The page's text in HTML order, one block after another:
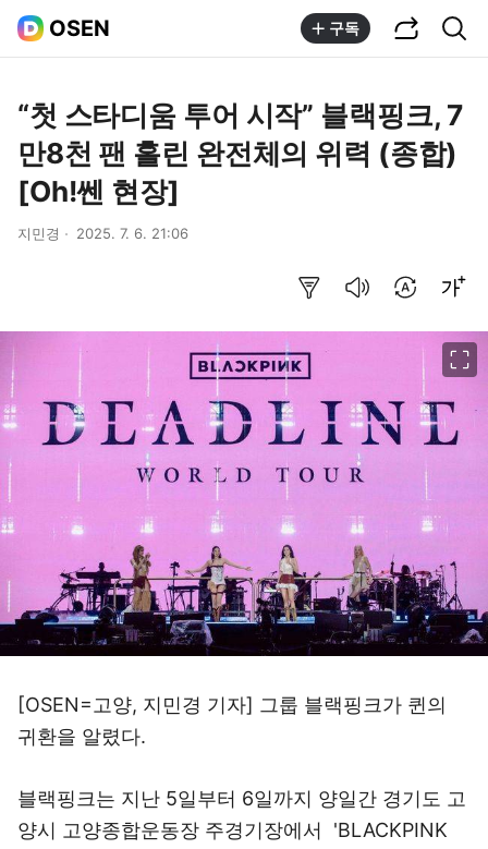
OSEN 구독
“첫 스타디움 투어 시작” 블랙핑크, 7
만8천 팬 홀린 완전체의 위력 (종합)
[Oh!쎈 현장]
지민경 2025. 7. 6. 21:06
[OSEN=고양, 지민경 기자] 그룹 블랙핑크가 퀸의
귀환을 알렸다.
블랙핑크는 지난 5일부터 6일까지 양일간 경기도 고
양시 고양종합운동장 주경기장에서 'BLACKPINK